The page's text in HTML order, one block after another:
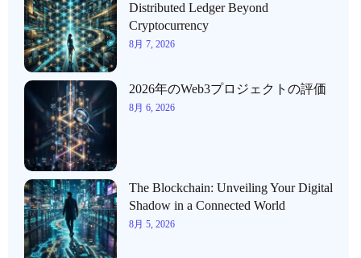
Distributed Ledger Beyond
Cryptocurrency
8月 7, 2026
2026年のWeb3プロジェクトの評価
8月 6, 2026
The Blockchain: Unveiling Your Digital
Shadow in a Connected World
8月 5, 2026